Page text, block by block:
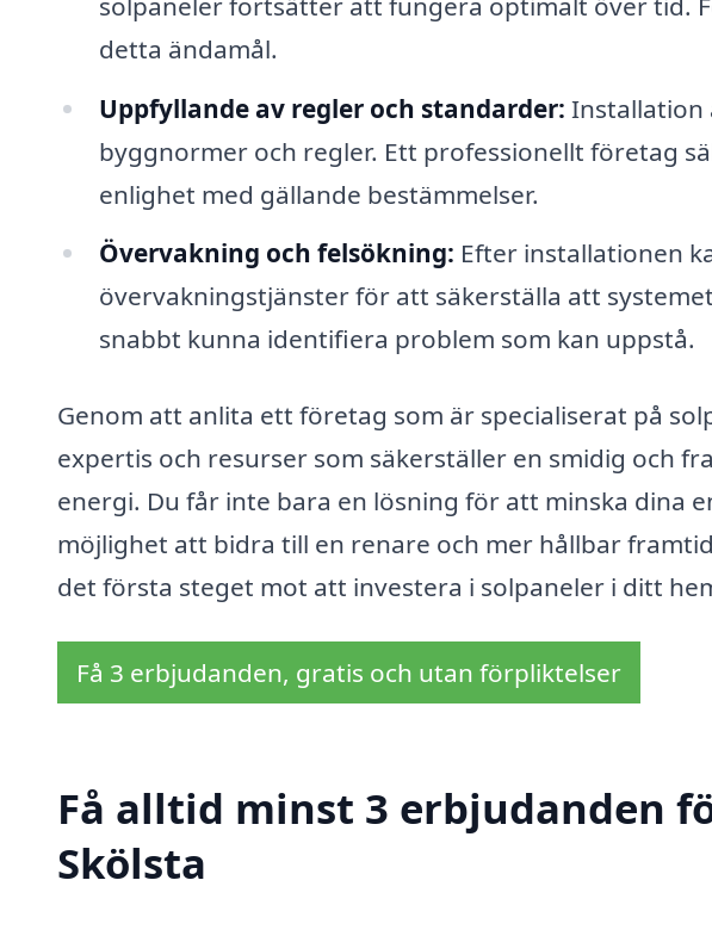
detta ändamål.
Uppfyllande av regler och standarder: Installation
byggnormer och regler. Ett professionellt företag
enlighet med gällande bestämmelser.
Övervakning och felsökning: Efter installationen
övervakningstjänster för att säkerställa att
snabbt kunna identifiera problem som kan uppstå.
Genom att anlita ett företag som är specialiserat på
expertis och resurser som säkerställer en smidig och
energi. Du får inte bara en lösning för att minska dina
möjlighet att bidra till en renare och mer hållbar
det första steget mot att investera i solpaneler i ditt
Få 3 erbjudanden, gratis och utan förpliktelser
Få alltid minst 3 erbjudanden
Skölsta